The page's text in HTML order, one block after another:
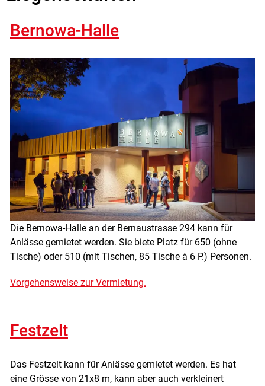
Bernowa-Halle
Die Bernowa-Halle an der Bernaustrasse 294 kann für
Anlässe gemietet werden. Sie biete Platz für 650 (ohne
Tische) oder 510 (mit Tischen, 85 Tische à 6 P.) Personen.
Vorgehensweise zur Vermietung.
Festzelt
Das Festzelt kann für Anlässe gemietet werden. Es hat
eine Grösse von 21x8 m, kann aber auch verkleinert